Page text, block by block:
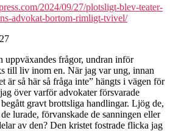
2024/09/27/plotsligt-blev-teater-
advokat-bortom-rimligt-tvivel/
uppväxandes frågor, undran inför
till liv inom en. När jag var ung, innan
är så här så fråga inte” hängts i vägen för
över varför advokater försvarade
gravt brottsliga handlingar. Ljög de,
lurade, förvanskade de sanningen eller
av den? Den kristet fostrade flicka jag